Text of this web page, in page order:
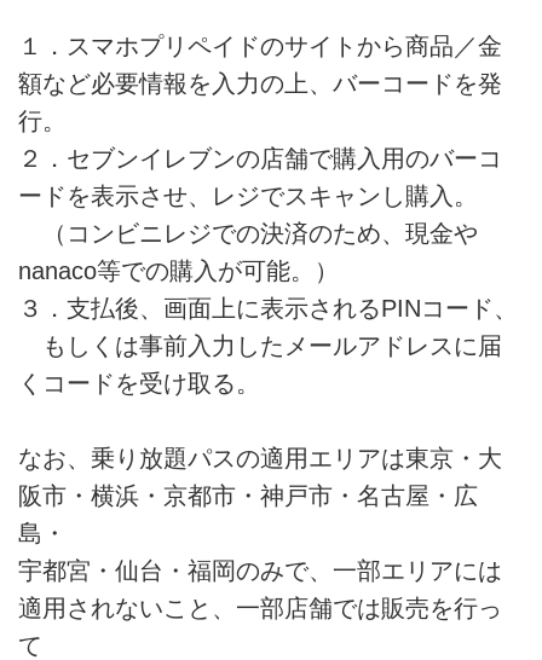
１．スマホプリペイドのサイトから商品／金
額など必要情報を入力の上、バーコードを発
行。
２．セブンイレブンの店舗で購入用のバーコ
ードを表示させ、レジでスキャンし購入。
（コンビニレジでの決済のため、現金や
nanaco等での購入が可能。）
３．支払後、画面上に表示されるPINコード、
もしくは事前入力したメールアドレスに届
くコードを受け取る。
なお、乗り放題パスの適用エリアは東京・大
阪市・横浜・京都市・神戸市・名古屋・広
島・
宇都宮・仙台・福岡のみで、一部エリアには
適用されないこと、一部店舗では販売を行っ
て